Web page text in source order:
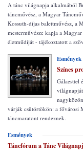
A tánc világnapja alkalmából
táncművész, a Magyar
Kossuth-díjas balettművész, a
mesterművésze kapja a
életműdíját - tájékoztatott a
Esmények
Színes
Gálaesttel
várják csütörtökön: a fővárosi
táncmaratont rendeznek.
Esmények
Táncfórum a Tánc